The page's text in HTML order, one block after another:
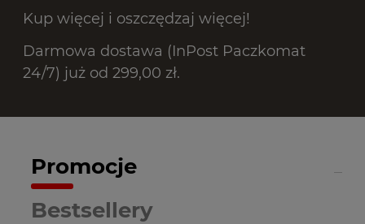
Kup więcej i oszczędzaj więcej!
Darmowa dostawa (InPost Paczkomat
24/7) już od 299,00 zł.
Promocje
Bestsellery